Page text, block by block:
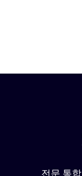
전문 통